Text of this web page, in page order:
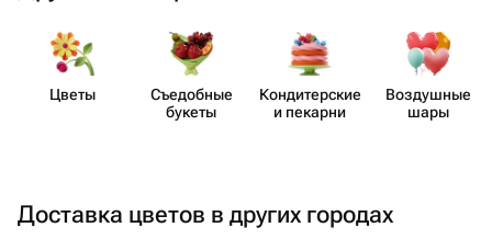
Цветы
Съедобные
букеты
Кондит​ерские
и пекарни
Воздушные
шары
Доставка цветов в других городах